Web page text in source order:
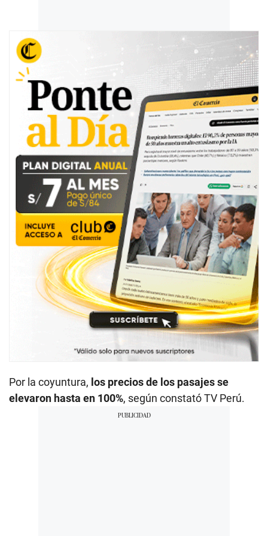
Por la coyuntura, los precios de los pasajes se
elevaron hasta en 100%, según constató TV Perú.